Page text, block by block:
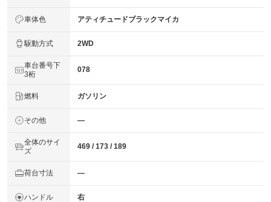
車体色 アティチュードブラックマイカ
駆動方式 2WD
車台番号下
3桁
078
燃料 ガソリン
その他 ―
全体のサイ
ズ
469 / 173 / 189
荷台寸法 ―
ハンドル 右